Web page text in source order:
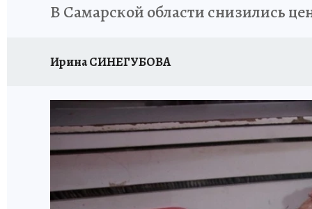
ЗАПОВЕДНАЯ РОССИЯ СЧАСТЬЕ В СЕМЬЕ
В Самарской области снизились
Ирина СИНЕГУБОВА